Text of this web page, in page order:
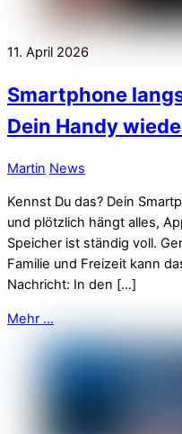
11. April 2026
Smartphone
Dein Handy
Martin News
Kennst Du das? Dein
und plötzlich hängt alles,
Speicher ist ständig voll.
Familie und Freizeit kann
Nachricht: In den […]
Mehr ...